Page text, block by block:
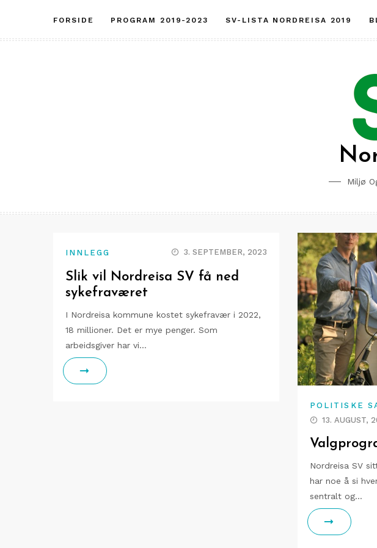
content
FORSIDE PROGRAM 2019-2023 SV-LISTA NORDREISA 2019
Miljø
INNLEGG 3. SEPTEMBER, 2023
Slik vil Nordreisa SV få ned
sykefraværet
I Nordreisa kommune kostet sykefravær i 2022,
18 millioner. Det er mye penger. Som
arbeidsgiver har vi…
POLITISKE
13. AUGUST,
Nordreisa SV
har noe å si
sentralt og…